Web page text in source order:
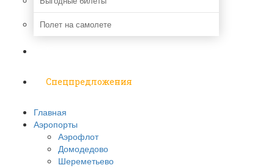
Полет на самолете
Спецпредложения
Главная
Аэропорты
Аэрофлот
Домодедово
Шереметьево